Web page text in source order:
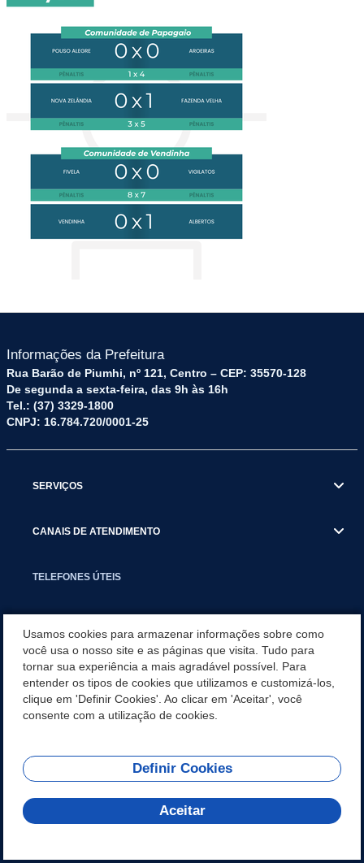
Informações da Prefeitura
Rua Barão de Piumhi, nº 121, Centro – CEP: 35570-128
De segunda a sexta-feira, das 9h às 16h
Tel.: (37) 3329-1800
CNPJ: 16.784.720/0001-25
SERVIÇOS
CANAIS DE ATENDIMENTO
TELEFONES ÚTEIS
NOTÍCIAS
APLICATIVO
REDES SOCIAIS
Usamos cookies para armazenar informações sobre como
você usa o nosso site e as páginas que visita. Tudo para
tornar sua experiência a mais agradável possível. Para
entender os tipos de cookies que utilizamos e customizá-los,
clique em 'Definir Cookies'. Ao clicar em 'Aceitar', você
consente com a utilização de cookies.
Definir Cookies
Aceitar